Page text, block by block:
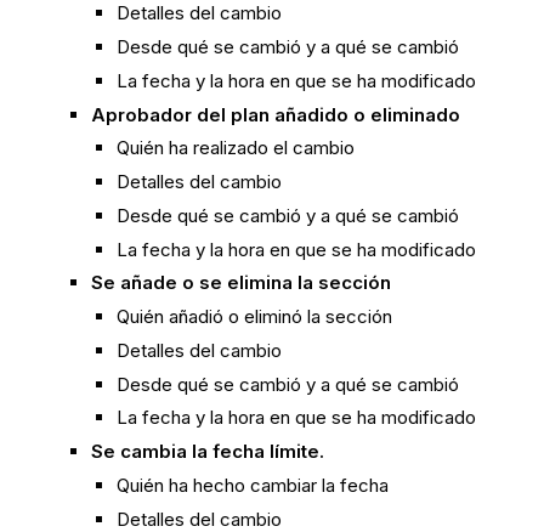
Detalles del cambio
Desde qué se cambió y a qué se cambió
La fecha y la hora en que se ha modificado
Aprobador del plan añadido o eliminado
Quién ha realizado el cambio
Detalles del cambio
Desde qué se cambió y a qué se cambió
La fecha y la hora en que se ha modificado
Se añade o se elimina la sección
Quién añadió o eliminó la sección
Detalles del cambio
Desde qué se cambió y a qué se cambió
La fecha y la hora en que se ha modificado
Se cambia la fecha límite.
Quién ha hecho cambiar la fecha
Detalles del cambio